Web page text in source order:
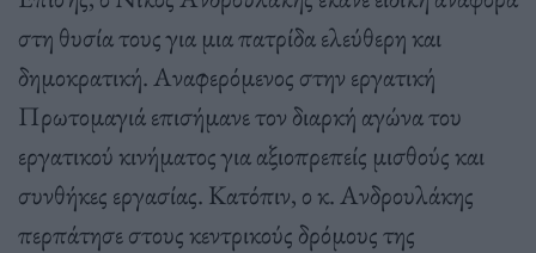
στη θυσία τους για μια πατρίδα ελεύθερη και
δημοκρατική. Αναφερόμενος στην εργατική
Πρωτομαγιά επισήμανε τον διαρκή αγώνα του
εργατικού κινήματος για αξιοπρεπείς μισθούς και
συνθήκες εργασίας. Κατόπιν, ο κ. Ανδρουλάκης
περπάτησε στους κεντρικούς δρόμους της